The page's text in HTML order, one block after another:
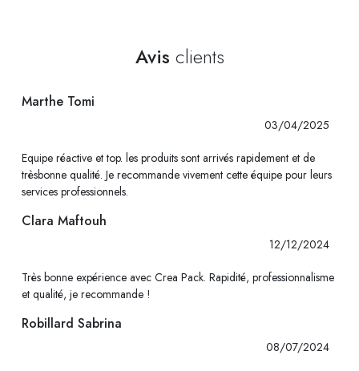
Avis clients
Marthe Tomi
03/04/2025
Equipe réactive et top. les produits sont arrivés rapidement et de
trèsbonne qualité. Je recommande vivement cette équipe pour leurs
services professionnels.
Clara Maftouh
12/12/2024
Très bonne expérience avec Crea Pack. Rapidité, professionnalisme
et qualité, je recommande !
Robillard Sabrina
08/07/2024